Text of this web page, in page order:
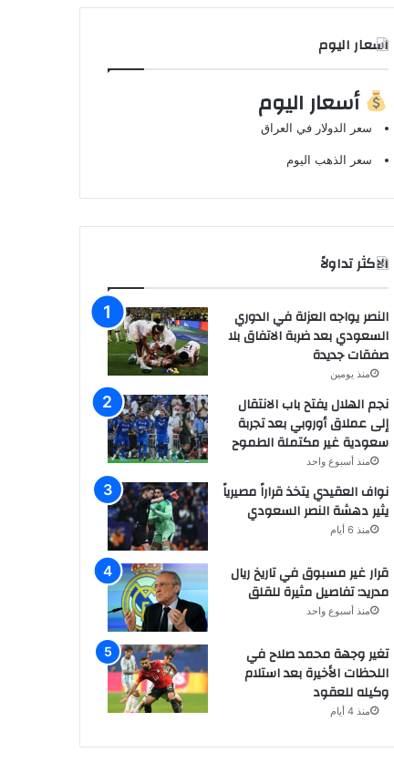
اسعار اليوم
أسعار اليوم
سعر الدولار في العراق
سعر الذهب اليوم
الاكثر تداولاً
النصر يواجه العزلة في الدوري
السعودي بعد ضربة الاتفاق بلا
صفقات جديدة
منذ يومين
نجم الهلال يفتح باب الانتقال
إلى عملاق أوروبي بعد تجربة
سعودية غير مكتملة الطموح
منذ أسبوع واحد
نواف العقيدي يتخذ قراراً مصيرياً
يثير دهشة النصر السعودي
منذ 6 أيام
قرار غير مسبوق في تاريخ ريال
مدريد: تفاصيل مثيرة للقلق
منذ أسبوع واحد
تغير وجهة محمد صلاح في
اللحظات الأخيرة بعد استلام
وكيله للعقود
منذ 4 أيام